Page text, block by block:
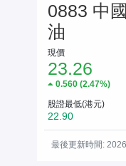
0883 中
油
現價
23.26
0.560(2.47%)
股證最低(港元)
22.90
最後更新時間: